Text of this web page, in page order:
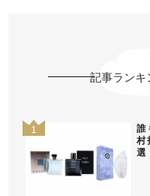
記事ランキ
誰
村
選